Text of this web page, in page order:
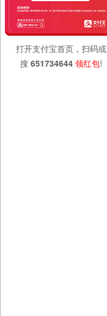
打开支付宝首页，扫码或
搜 651734644 领红包!